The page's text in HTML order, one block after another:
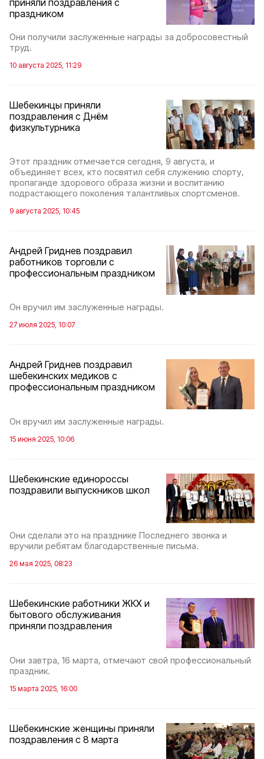
приняли поздравления с
праздником
Они получили заслуженные награды за добросовестный
труд.
10 августа 2025, 11:29
Шебекинцы приняли
поздравления с Днём
физкультурника
Этот праздник отмечается сегодня, 9 августа, и
объединяет всех, кто посвятил себя служению спорту,
пропаганде здорового образа жизни и воспитанию
подрастающего поколения талантливых спортсменов.
9 августа 2025, 10:45
Андрей Гриднев поздравил
работников торговли с
профессиональным праздником
Он вручил им заслуженные награды.
27 июля 2025, 10:07
Андрей Гриднев поздравил
шебекинских медиков с
профессиональным праздником
Он вручил им заслуженные награды.
15 июня 2025, 10:06
Шебекинские единороссы
поздравили выпускников школ
Они сделали это на празднике Последнего звонка и
вручили ребятам благодарственные письма.
26 мая 2025, 08:23
Шебекинские работники ЖКХ и
бытового обслуживания
приняли поздравления
Они завтра, 16 марта, отмечают свой профессиональный
праздник.
15 марта 2025, 16:00
Шебекинские женщины приняли
поздравления с 8 марта